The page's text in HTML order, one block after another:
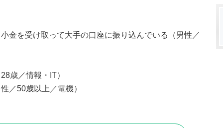
金を受け取って大手の口座に振り込んでいる（男性／
歳／情報・IT）
／50歳以上／電機）